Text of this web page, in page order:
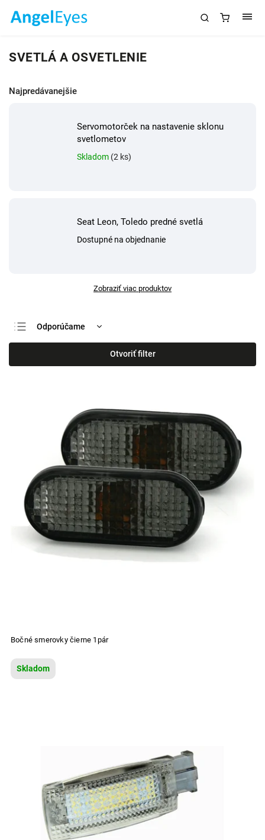
SVETLÁ A OSVETLENIE
Najpredávanejšie
Servomotorček na nastavenie sklonu
svetlometov
Skladom (2 ks)
Seat Leon, Toledo predné svetlá
Dostupné na objednanie
Zobraziť viac produktov
Odporúčame
Najlacnejšie
Najdrahšie
Otvoriť filter
Bočné smerovky čierne 1pár
Skladom